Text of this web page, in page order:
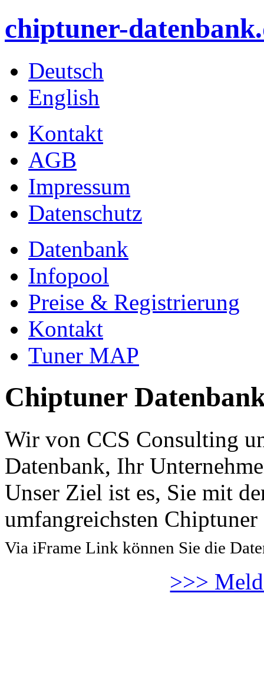
chiptuner-
Deutsch
English
Kontakt
AGB
Impressum
Datenschutz
Datenbank
Infopool
Preise & Registrierung
Kontakt
Tuner MAP
Chiptuner
Wir von CCS Consulting
Datenbank, Ihr
Unser Ziel ist es, Sie mit
umfangreichsten Chiptuner
Via iFrame Link können Sie die
>>>